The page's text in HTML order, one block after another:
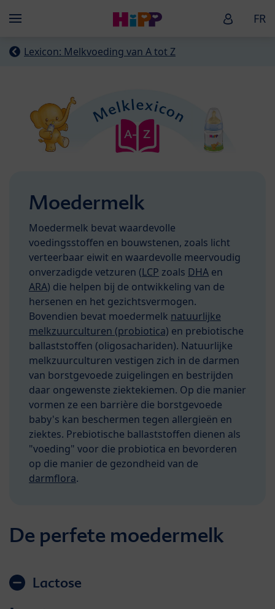
Menü HiPP FR
Lexicon: Melkvoeding van A tot Z
Moedermelk
Moedermelk bevat waardevolle
voedingsstoffen en bouwstenen, zoals licht
verteerbaar eiwit en waardevolle meervoudig
onverzadigde vetzuren (LCP zoals DHA en
ARA) die helpen bij de ontwikkeling van de
hersenen en het gezichtsvermogen.
Bovendien bevat moedermelk natuurlijke
melkzuurculturen (probiotica) en prebiotische
ballaststoffen (oligosachariden). Natuurlijke
melkzuurculturen vestigen zich in de darmen
van borstgevoede zuigelingen en bestrijden
daar ongewenste ziektekiemen. Op die manier
vormen ze een barrière die borstgevoede
baby's kan beschermen tegen allergieën en
ziektes. Prebiotische ballaststoffen dienen als
"voeding" voor die probiotica en bevorderen
op die manier de gezondheid van de
darmflora.
De perfete moedermelk
Lactose